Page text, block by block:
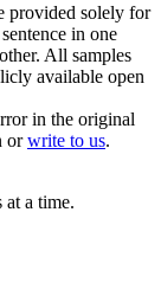
provided solely for
in one
All samples
available open
in the original
orwrite to us.
at a time.